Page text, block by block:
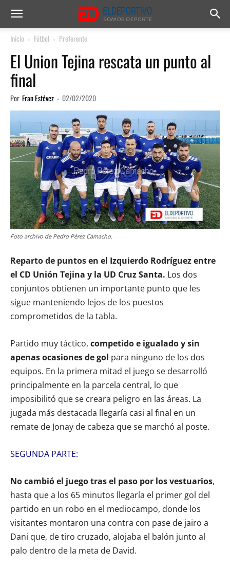
Inicio Fútbol Preferente
El Union Tejina rescata un punto al
final
Por Fran Estévez - 02/02/2020
Foto archivo de Pedro Pérez Camacho.
Reparto de puntos en el Izquierdo Rodríguez entre
el CD Unión Tejina y la UD Cruz Santa. Los dos
conjuntos obtienen un importante punto que les
sigue manteniendo lejos de los puestos
comprometidos de la tabla.
Partido muy táctico, competido e igualado y sin
apenas ocasiones de gol para ninguno de los dos
equipos. En la primera mitad el juego se desarrolló
principalmente en la parcela central, lo que
imposibilitó que se creara peligro en las áreas. La
jugada más destacada llegaría casi al final en un
remate de Jonay de cabeza que se marchó al poste.
SEGUNDA PARTE:
No cambió el juego tras el paso por los vestuarios,
hasta que a los 65 minutos llegaría el primer gol del
partido en un robo en el mediocampo, donde los
visitantes montaron una contra con pase de jairo a
Dani que, de tiro cruzado, alojaba el balón junto al
palo dentro de la meta de David.